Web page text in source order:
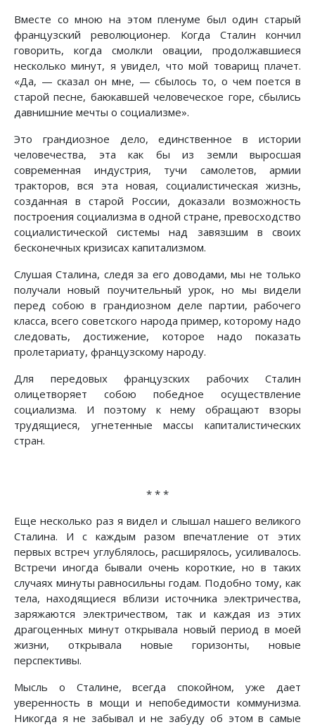
Вместе со мною на этом пленуме был один старый
французский революционер. Когда Сталин кончил
говорить, когда смолкли овации, продолжавшиеся
несколько минут, я увидел, что мой товарищ плачет.
«Да, — сказал он мне, — сбылось то, о чем поется в
старой песне, баюкавшей человеческое горе, сбылись
давнишние мечты о социализме».
Это грандиозное дело, единственное в истории
человечества, эта как бы из земли выросшая
современная индустрия, тучи самолетов, армии
тракторов, вся эта новая, социалистическая жизнь,
созданная в старой России, доказали возможность
построения социализма в одной стране, превосходство
социалистической системы над завязшим в своих
бесконечных кризисах капитализмом.
Слушая Сталина, следя за его доводами, мы не только
получали новый поучительный урок, но мы видели
перед собою в грандиозном деле партии, рабочего
класса, всего советского народа пример, которому надо
следовать, достижение, которое надо показать
пролетариату, французскому народу.
Для передовых французских рабочих Сталин
олицетворяет собою победное осуществление
социализма. И поэтому к нему обращают взоры
трудящиеся, угнетенные массы капиталистических
стран.
* * *
Еще несколько раз я видел и слышал нашего великого
Сталина. И с каждым разом впечатление от этих
первых встреч углублялось, расширялось, усиливалось.
Встречи иногда бывали очень короткие, но в таких
случаях минуты равносильны годам. Подобно тому, как
тела, находящиеся вблизи источника электричества,
заряжаются электричеством, так и каждая из этих
драгоценных минут открывала новый период в моей
жизни, открывала новые горизонты, новые
перспективы.
Мысль о Сталине, всегда спокойном, уже дает
уверенность в мощи и непобедимости коммунизма.
Никогда я не забывал и не забуду об этом в самые